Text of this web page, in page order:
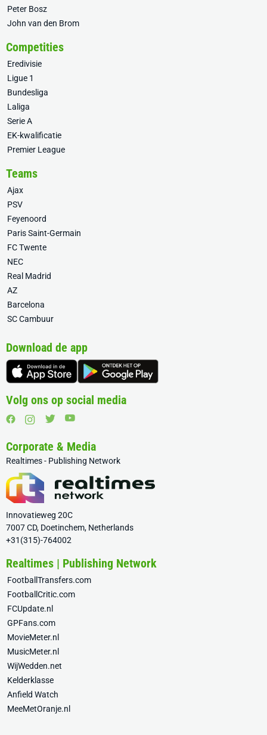
Peter Bosz
John van den Brom
Competities
Eredivisie
Ligue 1
Bundesliga
Laliga
Serie A
EK-kwalificatie
Premier League
Teams
Ajax
PSV
Feyenoord
Paris Saint-Germain
FC Twente
NEC
Real Madrid
AZ
Barcelona
SC Cambuur
Download de app
Volg ons op social media
Corporate & Media
Realtimes - Publishing Network
Innovatieweg 20C
7007 CD, Doetinchem, Netherlands
+31(315)-764002
Realtimes | Publishing Network
FootballTransfers.com
FootballCritic.com
FCUpdate.nl
GPFans.com
MovieMeter.nl
MusicMeter.nl
WijWedden.net
Kelderklasse
Anfield Watch
MeeMetOranje.nl